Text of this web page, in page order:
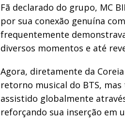
Fã declarado do grupo, MC
por sua conexão genuína
frequentemente
diversos momentos e até
Agora, diretamente da
retorno musical do BTS,
assistido globalmente
reforçando sua inserção em